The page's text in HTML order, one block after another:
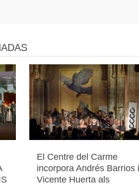
El Centre del Carme
incorpora Andrés Barrios i
Vicente Huerta als